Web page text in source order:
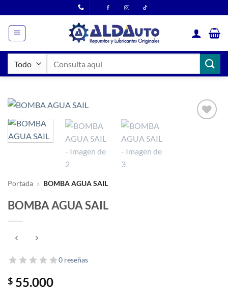
al
contenido
Portada » BOMBA AGUA SAIL
BOMBA AGUA SAIL
0 reseñas
$ 55.000